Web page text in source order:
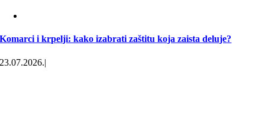
Komarci i krpelji: kako izabrati zaštitu koja zaista deluje?
23.07.2026.|